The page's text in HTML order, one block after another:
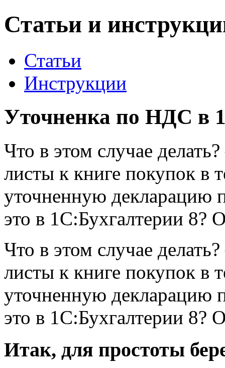
Статьи и
Статьи
Инструкции
Уточненка по НДС в
Что в этом случае
листы к книге покупок в
уточненную декларацию
это в 1С:Бухгалтерии 8?
Что в этом случае
листы к книге покупок в
уточненную декларацию
это в 1С:Бухгалтерии 8?
Итак, для простоты